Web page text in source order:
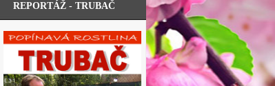
REPORTÁŽ - TRUBAČ